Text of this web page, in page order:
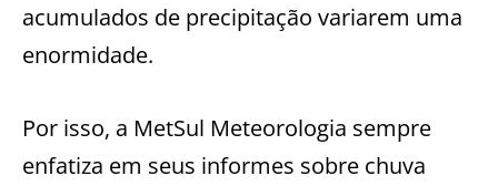
acumulados de precipitação variarem uma
enormidade.
Por isso, a MetSul Meteorologia sempre
enfatiza em seus informes sobre chuva